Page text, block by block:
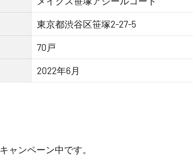
東京都渋谷区笹塚2-27-5
70戸
2022年6月
キャンペーン中です。